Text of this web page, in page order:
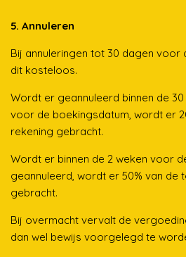
5. Annuleren
Bij annuleringen tot 30 dagen voor
dit kosteloos.
Wordt er geannuleerd binnen de
voor de boekingsdatum, wordt er
rekening gebracht.
Wordt er binnen de 2 weken voor
geannuleerd, wordt er 50% van de
gebracht.
Bij overmacht vervalt de
dan wel bewijs voorgelegd te